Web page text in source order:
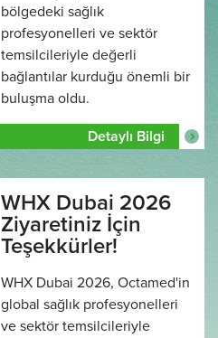
bölgedeki sağlık
profesyonelleri ve sektör
temsilcileriyle değerli
bağlantılar kurduğu önemli bir
buluşma oldu.
Detaylı Bilgi
WHX Dubai 2026
Ziyaretiniz İçin
Teşekkürler!
WHX Dubai 2026, Octamed'in
global sağlık profesyonelleri
ve sektör temsilcileriyle